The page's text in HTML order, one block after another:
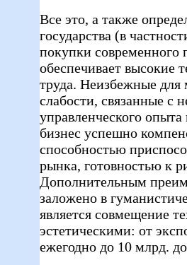
Все это, а также
государства (в
покупки
обеспечивает высокие
труда. Неизбежные для
слабости, связанные с
управленческого
бизнес успешно
способностью
рынка, готовностью к
Дополнительным
заложено в
является совмещение
эстетическими: от
ежегодно до 10 млрд.